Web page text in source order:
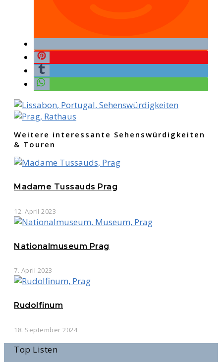
Weitere interessante Sehenswürdigkeiten
& Touren
Madame Tussauds Prag
12. April 2023
Nationalmuseum Prag
7. April 2023
Rudolfinum
18. September 2024
Top Listen